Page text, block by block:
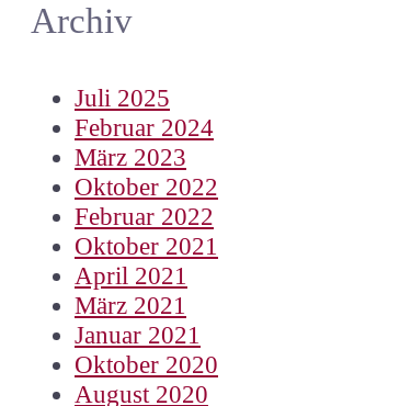
Archiv
Juli 2025
Februar 2024
März 2023
Oktober 2022
Februar 2022
Oktober 2021
April 2021
März 2021
Januar 2021
Oktober 2020
August 2020